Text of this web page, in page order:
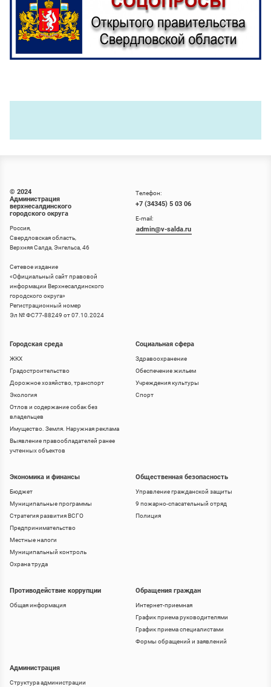
© 2024
Администрация
верхнесалдинского
городского округа
Россия,
Свердловская область,
Верхняя Салда, Энгельса, 46
Сетевое издание
«Официальный сайт правовой
информации Верхнесалдинского
городского округа»
Регистрационный номер
Эл № ФС77-88249 от 07.10.2024
Городская среда
ЖКХ
Градостроительство
Дорожное хозяйство, транспорт
Экология
Отлов и содержание собак без
владельцев
Имущество. Земля. Наружная реклама
Выявление правообладателей ранее
учтенных объектов
Социальная сфера
Здравоохранение
Обеспечение жильем
Учреждения культуры
Спорт
Телефон:
+7 (34345) 5 03 06
E-mail:
admin@v-salda.ru
Экономика и финансы
Бюджет
Муниципальные программы
Стратегия развития ВСГО
Предпринимательство
Местные налоги
Муниципальный контроль
Охрана труда
Общественная безопасность
Управление гражданской защиты
9 пожарно-спасательный отряд
Полиция
Противодействие коррупции
Общая информация
Обращения граждан
Интернет-приемная
График приема руководителями
График приема специалистами
Формы обращений и заявлений
Администрация
Структура администрации